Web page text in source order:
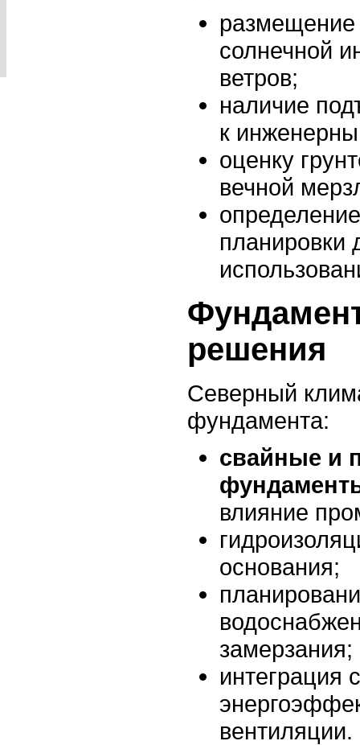
размещение
солнечной
ветров;
наличие
к
оценку
вечной
планировки
решения
Северный
фундамента:
свайные и
влияние
основания;
замерзания;
интеграция
вентиляции.